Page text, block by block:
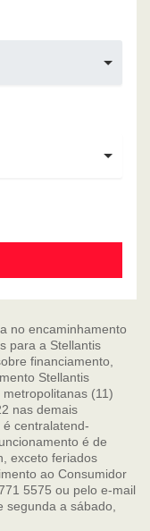
no encaminhamento
para a Stellantis
financiamento,
Stellantis
(11)
nas demais
centralatend-
é de
exceto feriados
ao Consumidor
5575 ou pelo e-mail
segunda a sábado,